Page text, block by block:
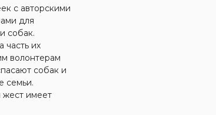
с авторскими
для
собак.
часть их
волонтерам
собак и
семьи.
имеет